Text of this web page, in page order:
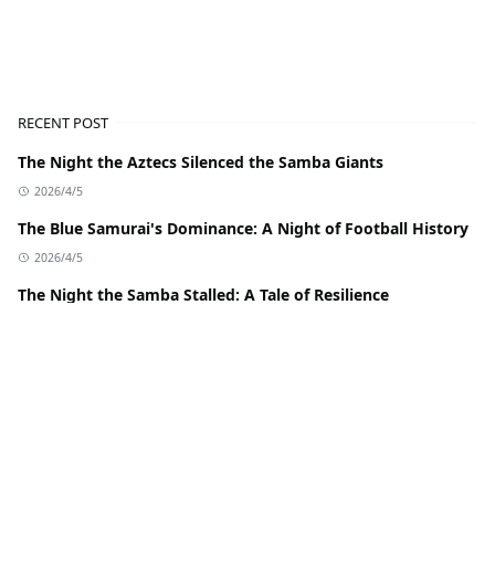
RECENT POST
The Night the Aztecs Silenced the Samba Giants
2026/4/5
The Blue Samurai's Dominance: A Night of Football History
2026/4/5
The Night the Samba Stalled: A Tale of Resilience